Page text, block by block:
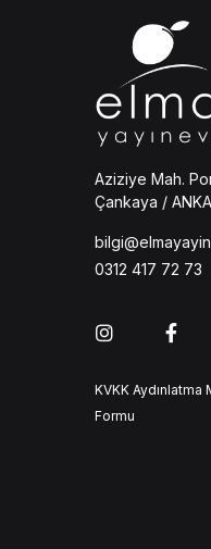
Aziziye Mah.
Çankaya /
0312 417 72 73
KVKK Aydınlatma
Formu